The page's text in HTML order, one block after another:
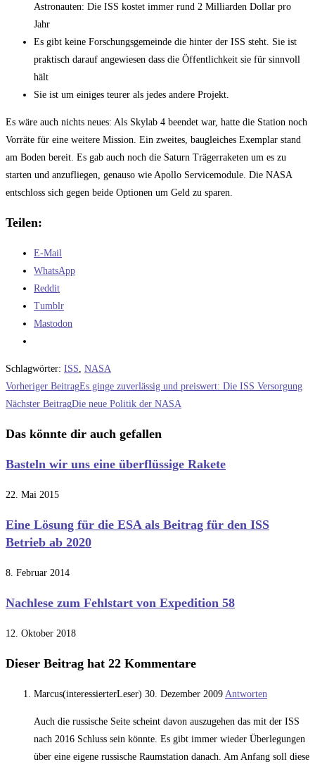
Astronauten: Die ISS kostet immer rund 2 Milliarden Dollar pro
Jahr
Es gibt keine Forschungsgemeinde die hinter der ISS steht. Sie ist
praktisch darauf angewiesen dass die Öffentlichkeit sie für sinnvoll
hält
Sie ist um einiges teurer als jedes andere Projekt.
Es wäre auch nichts neues: Als Skylab 4 beendet war, hatte die Station noch
Vorräte für eine weitere Mission. Ein zweites, baugleiches Exemplar stand
am Boden bereit. Es gab auch noch die Saturn Trägerraketen um es zu
starten und anzufliegen, genauso wie Apollo Servicemodule. Die NASA
entschloss sich gegen beide Optionen um Geld zu sparen.
Teilen:
E-Mail
WhatsApp
Reddit
Tumblr
Mastodon
Schlagwörter: ISS NASA
Weitere
Artikel
ansehen
Vorheriger BeitragEs ginge zuverlässig und preiswert: Die ISS Versorgung
Nächster BeitragDie neue Politik der NASA
Das könnte dir auch gefallen
Basteln wir uns eine überflüssige Rakete
22. Mai 2015
Eine Lösung für die ESA als Beitrag für den ISS
Betrieb ab 2020
8. Februar 2014
Nachlese zum Fehlstart von Expedition 58
12. Oktober 2018
Dieser Beitrag hat 22 Kommentare
Marcus(interessierterLeser) 30. Dezember 2009 Antworten
Auch die russische Seite scheint davon auszugehen das mit der ISS
nach 2016 Schluss sein könnte. Es gibt immer wieder Überlegungen
über eine eigene russische Raumstation danach. Am Anfang soll diese